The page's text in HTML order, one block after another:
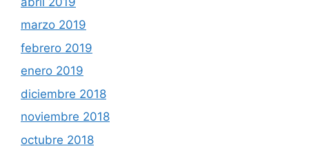
marzo 2019
febrero 2019
enero 2019
diciembre 2018
noviembre 2018
octubre 2018